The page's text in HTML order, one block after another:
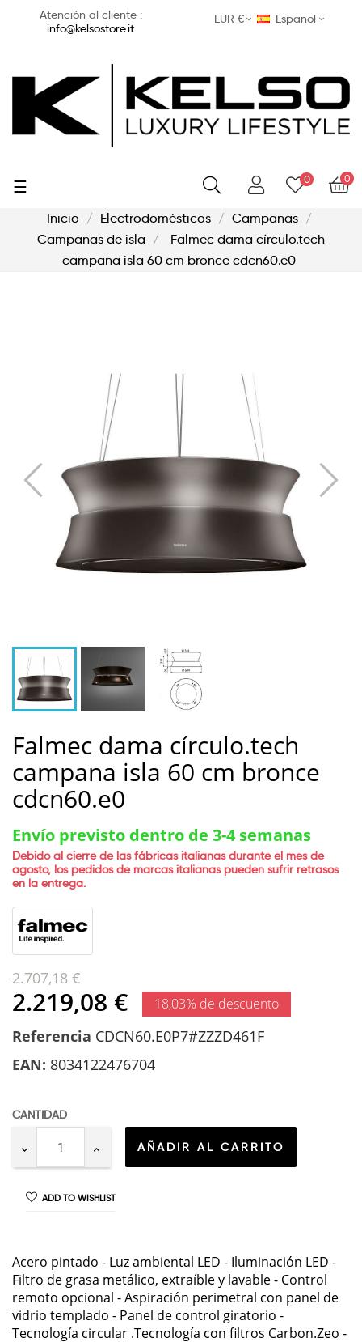
Atención al cliente :
info@kelsostore.it
EUR € Español
0
0
Navegación
palanca
☰
Inicio Electrodomésticos
Campanas
Campanas de isla
Falmec dama círculo.tech
campana isla 60 cm bronce cdcn60.e0
Falmec dama círculo.tech
campana isla 60 cm bronce
cdcn60.e0
Envío previsto dentro de 3-4 semanas
Debido al cierre de las fábricas italianas durante el mes de
agosto, los pedidos de marcas italianas pueden sufrir retrasos
en la entrega.
2.707,18 €
2.219,08 € 18,03% de descuento
Referencia CDCN60.E0P7#ZZZD461F
EAN: 8034122476704
CANTIDAD
AÑADIR AL CARRITO
ADD TO WISHLIST
Acero pintado - Luz ambiental LED - Iluminación LED -
Filtro de grasa metálico, extraíble y lavable - Control
remoto opcional - Aspiración perimetral con panel de
vidrio templado - Panel de control giratorio -
Tecnología circular .Tecnología con filtros Carbon.Zeo -